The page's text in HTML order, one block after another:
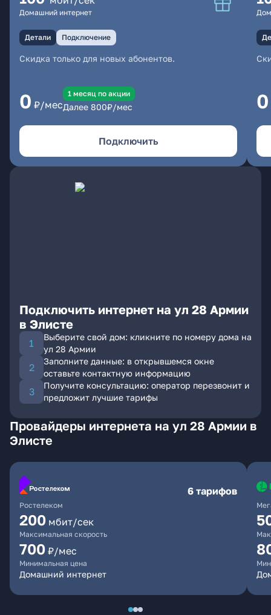
Домашний интернет
Детали Подключение
Скидка только для новых абонентов.
0 ₽/мес
1 месяц по акции
Далее 800₽/мес
Подключить
0
Подключить интернет на ул 28 Армии
в Элисте
Выберите свой дом: кликните по номеру дома на
ул 28 Армии
Заполните данные: в открывшемся окне
оставьте контактную информацию
Получите консультацию: оператор перезвонит и
предложит лучшие тарифы
Провайдеры интернета на ул 28 Армии в
Элисте
Ростелеком
6 тарифов
200 мбит/сек
Максимальная скорость
700 ₽/мес
Минимальная цена
Домашний интернет